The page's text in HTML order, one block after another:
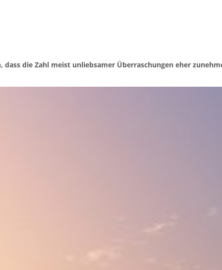
die Zahl meist unliebsamer Überraschungen eher